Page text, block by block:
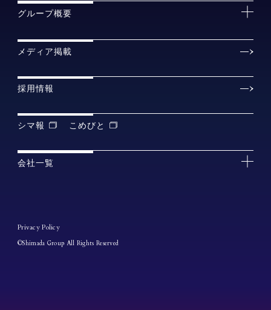
グループ概要
メディア掲載
採用情報
シマ報 こめびと
会社一覧
Privacy Policy
©Shimada Group All Rights Reserved